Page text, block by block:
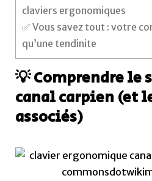
claviers ergonomiques
✅ Vous savez tout : votre
qu’une tendinite
💡 Comprendre le
canal carpien (et
associés)